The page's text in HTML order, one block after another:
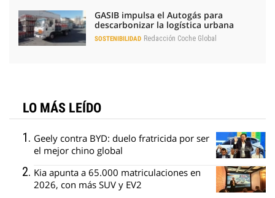
GASIB impulsa el Autogás para
descarbonizar la logística urbana
SOSTENIBILIDAD Redacción Coche Global
LO MÁS LEÍDO
Geely contra BYD: duelo fratricida por ser
el mejor chino global
Kia apunta a 65.000 matriculaciones en
2026, con más SUV y EV2